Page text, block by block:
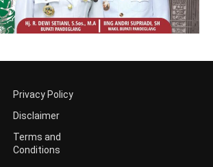
Privacy Policy
Disclaimer
Terms and
Conditions